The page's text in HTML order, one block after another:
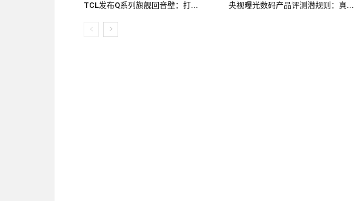
TCL发布Q系列旗舰回音壁：打... 央视曝光数码产品评测潜规则：真...